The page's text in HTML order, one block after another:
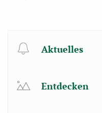
Aktuelles
Entdecken